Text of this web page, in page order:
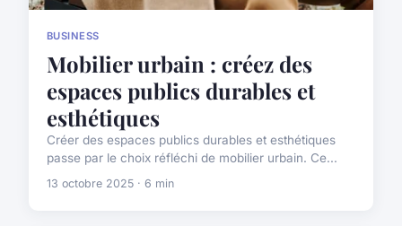
BUSINESS
Mobilier urbain : créez des
espaces publics durables et
esthétiques
Créer des espaces publics durables et esthétiques
passe par le choix réfléchi de mobilier urbain. Ce...
13 octobre 2025 · 6 min